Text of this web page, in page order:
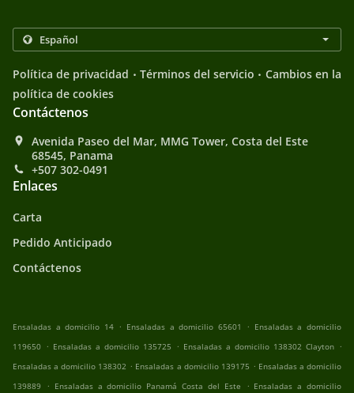
Política de privacidad . Términos del servicio . Cambios en la
política de cookies
Contáctenos
Avenida Paseo del Mar, MMG Tower, Costa del Este
68545, Panama
+507 302-0491
Enlaces
Carta
Pedido Anticipado
Contáctenos
Ensaladas a domicilio 14 . Ensaladas a domicilio 65601 . Ensaladas a domicilio
119650 . Ensaladas a domicilio 135725 . Ensaladas a domicilio 138302 Clayton .
Ensaladas a domicilio 138302 . Ensaladas a domicilio 139175 . Ensaladas a domicilio
139889
. Ensaladas a domicilio Panamá Costa del Este . Ensaladas a domicilio